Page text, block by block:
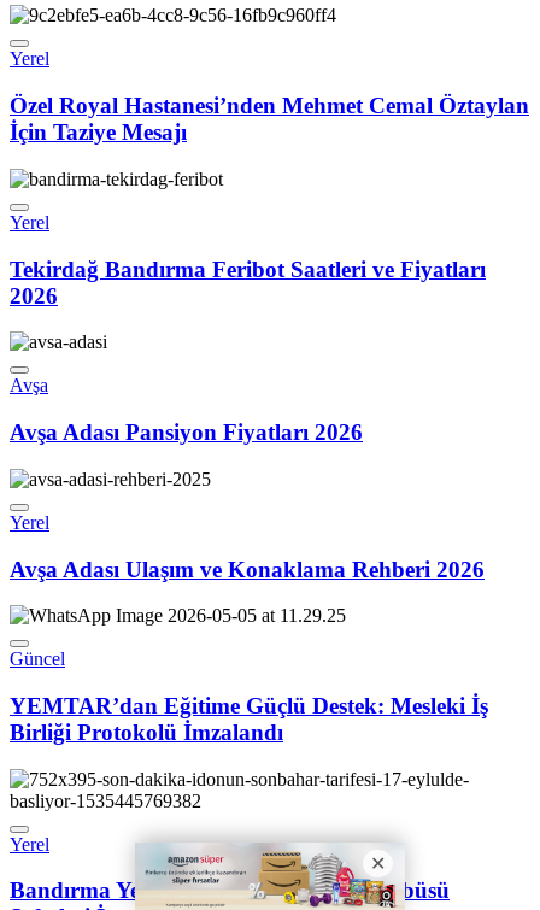
Yerel
Özel Royal Hastanesi’nden Mehmet Cemal Öztaylan
İçin Taziye Mesajı
Yerel
Tekirdağ Bandırma Feribot Saatleri ve Fiyatları
2026
Avşa
Avşa Adası Pansiyon Fiyatları 2026
Yerel
Avşa Adası Ulaşım ve Konaklama Rehberi 2026
Güncel
YEMTAR’dan Eğitime Güçlü Destek: Mesleki İş
Birliği Protokolü İmzalandı
Yerel
Bandırma Yenikapı Kadıköy Deniz Otobüsü